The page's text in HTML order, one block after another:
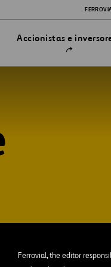
Ferrovial, the editor
DE INNOVACIÓN
Abrir
nueva
Accionistas e